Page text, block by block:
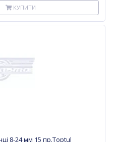
КУПИТИ
8-24 мм 15 пр.Toptul